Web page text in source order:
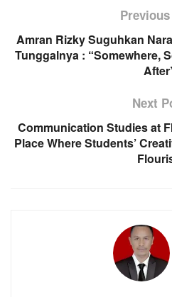
Amran Rizky Suguhkan
Tunggalnya : “Somewhere,
Next
Communication Studies at
Place Where Students’